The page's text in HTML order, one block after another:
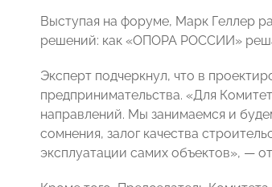
Выступая на форуме, Марк Геллер
решений: как «ОПОРА РОССИИ»
Эксперт подчеркнул, что в
предпринимательства. «Для
направлений. Мы занимаемся и
сомнения, залог качества
эксплуатации самих объектов», —